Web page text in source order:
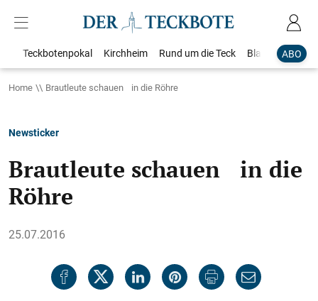
ABO
Teckbotenpokal Kirchheim Rund um die Teck Blaulicht
Home Brautleute schauen in die Röhre
Newsticker
Brautleute schauen in die
Röhre
25.07.2016